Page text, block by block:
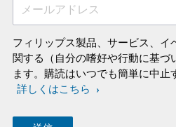
メールアドレス
フィリップス製品、サービス、イ
関する（自分の嗜好や行動に基づ
ます。購読はいつでも簡単に中止
詳しくはこちら